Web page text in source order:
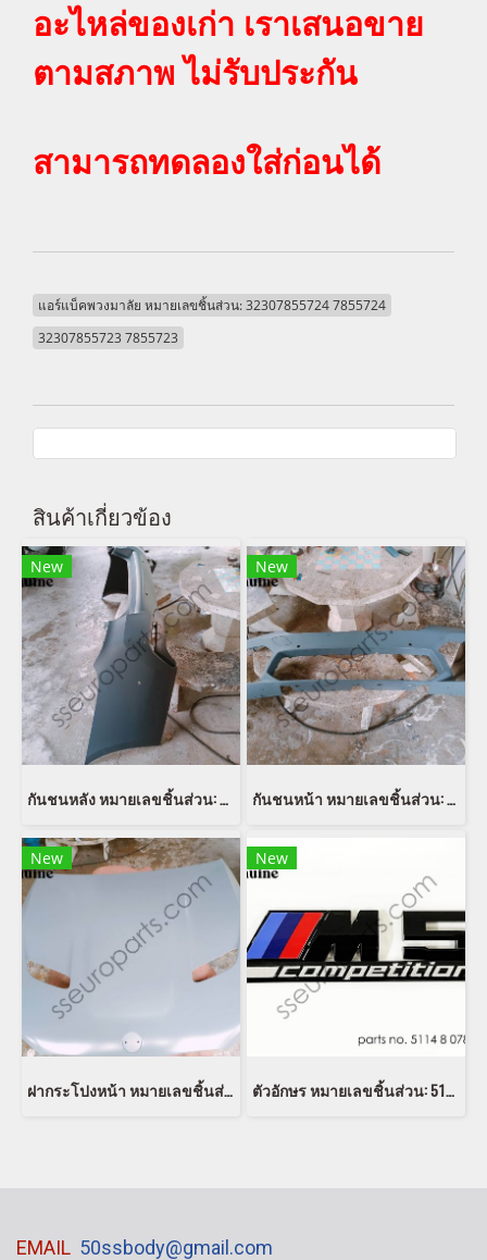
อะไหล่ของเก่า เราเสนอขาย
ตามสภาพ ไม่รับประกัน
สามารถทดลองใส่ก่อนได้
แอร์แบ็คพวงมาลัย หมายเลขชิ้นส่วน: 32307855724 7855724
32307855723 7855723
สินค้าเกี่ยวข้อง
New
กันชนหลัง หมายเลขชิ้นส่วน: 006886
New
กันชนหน้า หมายเลขชิ้นส่วน: 8084576 BMW
New
ฝากระโปงหน้า หมายเลขชิ้นส่วน: 9500589 BMW
New
ตัวอักษร หมายเลขชิ้นส่วน: 51148078714 8078714
EMAIL 50ssbody@gmail.com